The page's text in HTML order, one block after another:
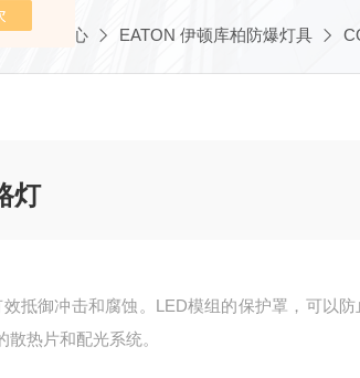
产品中心 EATON 伊顿库柏防爆灯具
灯
抵御冲击和腐蚀。LED模组的保护罩，可以防
热片和配光系统。